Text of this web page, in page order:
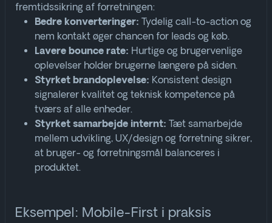
fremtidssikring af forretningen:
Bedre konverteringer: Tydelig call-to-action og
nem kontakt øger chancen for leads og køb.
Lavere bounce rate: Hurtige og brugervenlige
oplevelser holder brugerne længere på siden.
Styrket brandoplevelse: Konsistent design
signalerer kvalitet og teknisk kompetence på
tværs af alle enheder.
Styrket samarbejde internt: Tæt samarbejde
mellem udvikling, UX/design og forretning sikrer,
at bruger- og forretningsmål balanceres i
produktet.
Eksempel: Mobile-First i praksis